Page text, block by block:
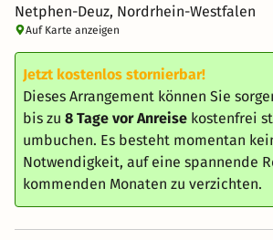
Netphen-Deuz, Nordrhein-Westfalen
Auf Karte anzeigen
Jetzt kostenlos stornierbar!
Dieses Arrangement können Sie
bis zu 8 Tage vor Anreise kostenfrei
umbuchen. Es besteht momentan
Notwendigkeit, auf eine spannende
kommenden Monaten zu verzichten.